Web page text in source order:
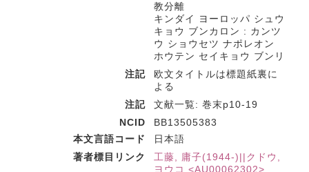
教分離
キンダイ ヨーロッパ シュウ
キョウ ブンカロン : カンツ
ウ ショウセツ ナポレオン
ホウテン セイキョウ ブンリ
注記
欧文タイトルは標題紙裏に
よる
注記
文献一覧: 巻末p10-19
NCID
BB13505383
本文言語コード
日本語
著者標目リンク
工藤, 庸子(1944-)||クドウ,
ヨウコ <AU00062302>